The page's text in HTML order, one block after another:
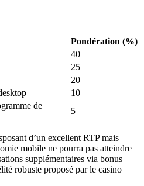
Pondération (%)
40
25
20
10
de
5
d’un excellent RTP mais
mobile ne pourra pas atteindre
supplémentaires via bonus
robuste proposé par le casino